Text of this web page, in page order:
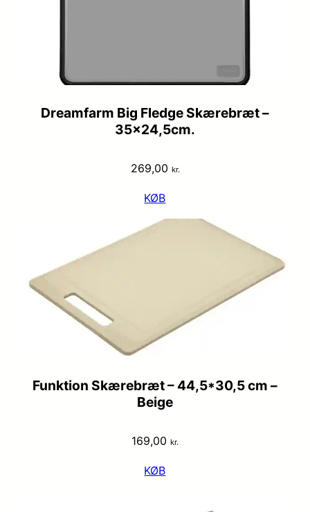
Dreamfarm Big Fledge Skærebræt –
35×24,5cm.
269,00 kr.
KØB
Funktion Skærebræt – 44,5*30,5 cm –
Beige
169,00 kr.
KØB